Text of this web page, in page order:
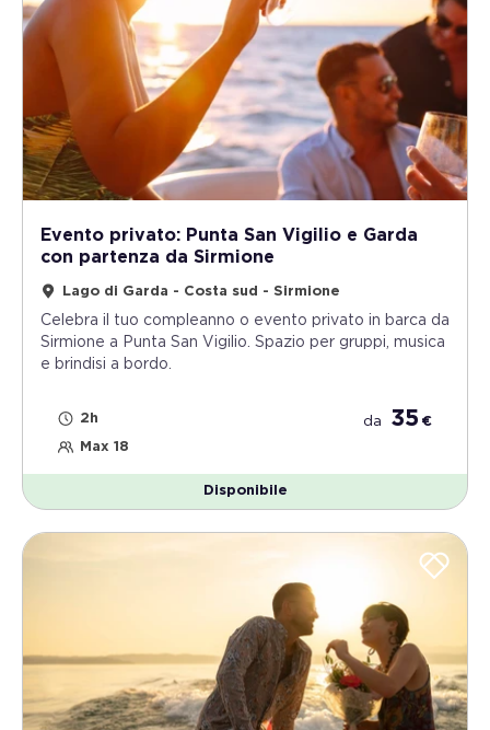
Evento privato: Punta San Vigilio e Garda
con partenza da Sirmione
Lago di Garda - Costa sud - Sirmione
Celebra il tuo compleanno o evento privato in barca da
Sirmione a Punta San Vigilio. Spazio per gruppi, musica
e brindisi a bordo.
2h
Max 18
da 35 €
Disponibile